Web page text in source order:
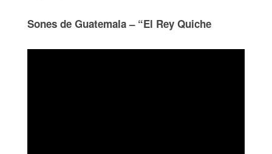
Sones de Guatemala – “El Rey Quiche